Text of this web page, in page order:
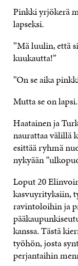
Pinkki yrjökerä
lapseksi.
”Mä luulin, että
kuukautta!”
”On se aika
Mutta se on lapsi.
Haatainen ja
naurattaa välillä
esittää ryhmä
nykyään
Loput 20
kasvuyrityksiin,
ravintoloihin ja
kanssa. Tästä
työhön, josta
perjantaihin